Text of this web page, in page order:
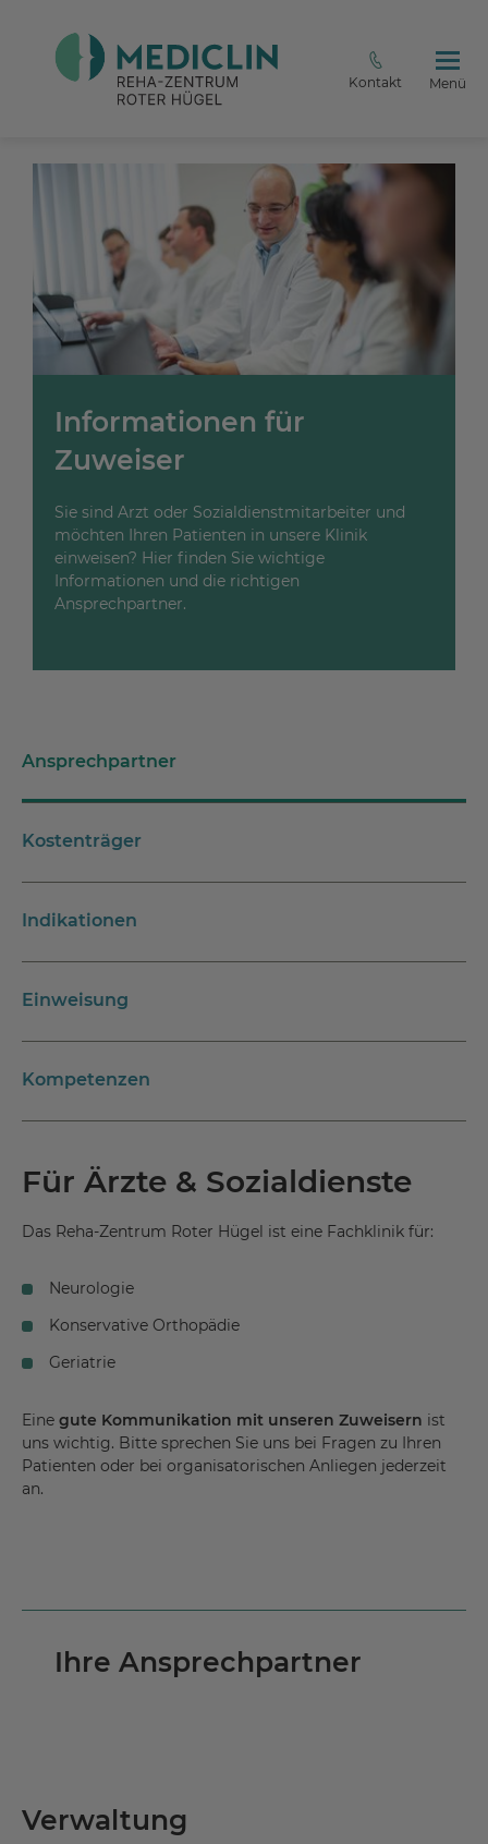
Kontakt Menü
Informationen für
Zuweiser
Sie sind Arzt oder Sozialdienstmitarbeiter und
möchten Ihren Patienten in unsere Klinik
einweisen? Hier finden Sie wichtige
Informationen und die richtigen
Ansprechpartner.
Ansprechpartner
Kostenträger
Indikationen
Einweisung
Kompetenzen
Für Ärzte & Sozialdienste
Das Reha-Zentrum Roter Hügel ist eine Fachklinik für:
Neurologie
Konservative Orthopädie
Geriatrie
Eine gute Kommunikation mit unseren Zuweisern ist
uns wichtig. Bitte sprechen Sie uns bei Fragen zu Ihren
Patienten oder bei organisatorischen Anliegen jederzeit
an.
Ihre Ansprechpartner
Verwaltung